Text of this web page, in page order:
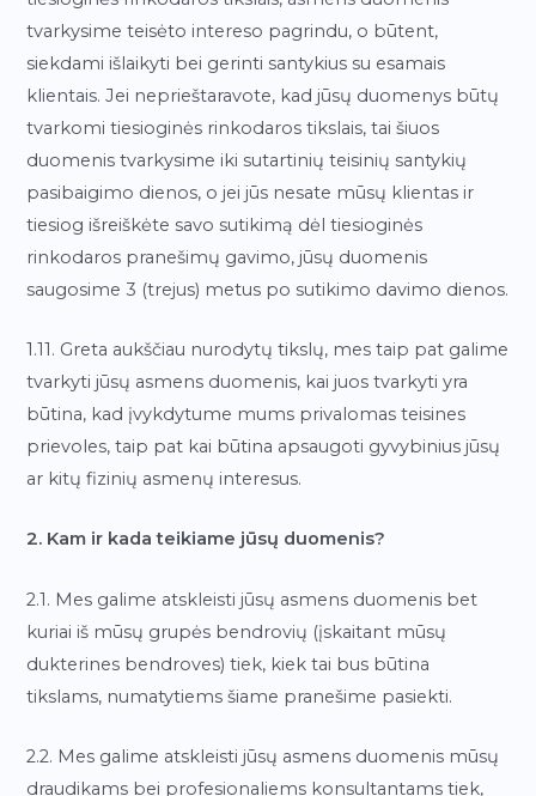
tvarkysime teisėto intereso pagrindu, o būtent,
siekdami išlaikyti bei gerinti santykius su esamais
klientais. Jei neprieštaravote, kad jūsų duomenys būtų
tvarkomi tiesioginės rinkodaros tikslais, tai šiuos
duomenis tvarkysime iki sutartinių teisinių santykių
pasibaigimo dienos, o jei jūs nesate mūsų klientas ir
tiesiog išreiškėte savo sutikimą dėl tiesioginės
rinkodaros pranešimų gavimo, jūsų duomenis
saugosime 3 (trejus) metus po sutikimo davimo dienos.
1.11. Greta aukščiau nurodytų tikslų, mes taip pat galime
tvarkyti jūsų asmens duomenis, kai juos tvarkyti yra
būtina, kad įvykdytume mums privalomas teisines
prievoles, taip pat kai būtina apsaugoti gyvybinius jūsų
ar kitų fizinių asmenų interesus.
2. Kam ir kada teikiame jūsų duomenis?
2.1. Mes galime atskleisti jūsų asmens duomenis bet
kuriai iš mūsų grupės bendrovių (įskaitant mūsų
dukterines bendroves) tiek, kiek tai bus būtina
tikslams, numatytiems šiame pranešime pasiekti.
2.2. Mes galime atskleisti jūsų asmens duomenis mūsų
draudikams bei profesionaliems konsultantams tiek,